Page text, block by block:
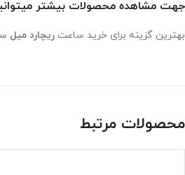
جهت مشاهده محصولات بیشتر
بهترین گزینه برای خرید ساعت ریچارد میل
محصولات مرتبط